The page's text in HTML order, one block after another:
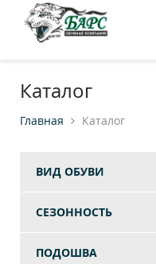
Каталог
Главная Каталог
ВИД ОБУВИ
СЕЗОННОСТЬ
ПОДОШВА